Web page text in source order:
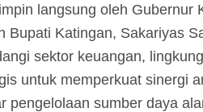
langsung oleh Gubernur
Bupati Katingan, Sakariyas
sektor keuangan,
untuk memperkuat sinergi
pengelolaan sumber daya